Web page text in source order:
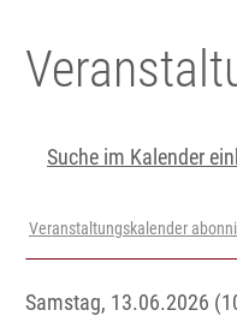
Suche im Kalender
Veranstaltungskalender
Samstag, 13.06.2026